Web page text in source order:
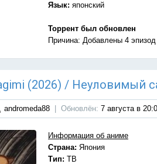
Язык: японский
Торрент был обновлен
Причина: Добавлены 4
(2026) / Неуловимый
andromeda88 Обновлён: 7 августа в
Информация об аниме
Страна: Япония
Тип: ТВ